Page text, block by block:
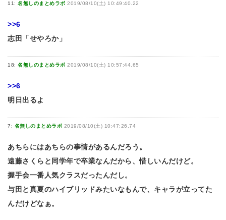
11: 名無しのまとめラボ 2019/08/10(土) 10:49:40.22
>>6
志田「せやろか」
18: 名無しのまとめラボ 2019/08/10(土) 10:57:44.65
>>6
明日出るよ
7: 名無しのまとめラボ 2019/08/10(土) 10:47:26.74
あちらにはあちらの事情があるんだろう。
遠藤さくらと同学年で卒業なんだから、惜しいんだけど。
握手会一番人気クラスだったんだし。
与田と真夏のハイブリッドみたいなもんで、キャラが立ってた
んだけどなぁ。